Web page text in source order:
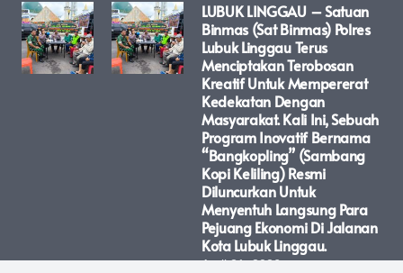
LUBUK LINGGAU – Satuan
Binmas (Sat Binmas) Polres
Lubuk Linggau Terus
Menciptakan Terobosan
Kreatif Untuk Mempererat
Kedekatan Dengan
Masyarakat. Kali Ini, Sebuah
Program Inovatif Bernama
“Bangkopling” (Sambang
Kopi Keliling) Resmi
Diluncurkan Untuk
Menyentuh Langsung Para
Pejuang Ekonomi Di Jalanan
Kota Lubuk Linggau.
April 21, 2026